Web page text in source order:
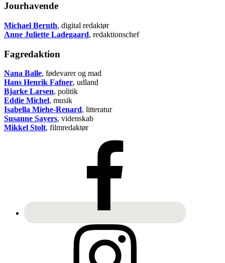
Jourhavende
Michael Bernth, digital redaktør
Anne Juliette Ladegaard, redaktionschef
Fagredaktion
Nana Balle, fødevarer og mad
Hans Henrik Fafner, udland
Bjarke Larsen, politik
Eddie Michel, musik
Isabella Miehe-Renard, litteratur
Susanne Sayers, videnskab
Mikkel Stolt, filmredaktør